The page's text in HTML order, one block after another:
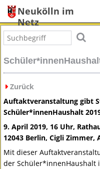
Neukölln im
Netz
Zurück
Auftaktveranstaltung gibt
Schüler*innenHaushalt
9. April 2019, 16 Uhr,
12043 Berlin, Cigli Zimmer,
Mit dieser
der Schüler*innenHaushalt